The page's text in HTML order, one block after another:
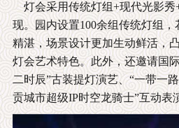
灯会采用传统灯组+现代光影
现。园内设置100余组传统灯组
精湛，场景设计更加生动鲜活，
灯会艺术特色。此外，还邀请国
二时辰”古装提灯演艺、“一带一
贡城市超级IP时空龙骑士”互动表